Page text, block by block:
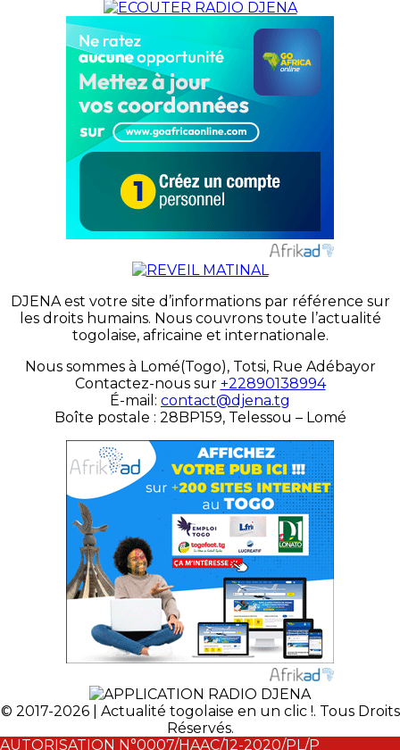
DJENA est votre site d’informations par référence sur
les droits humains. Nous couvrons toute l’actualité
togolaise, africaine et internationale.
Nous sommes à Lomé(Togo), Totsi, Rue Adébayor
Contactez-nous sur +22890138994
É-mail: contact@djena.tg
Boîte postale : 28BP159, Telessou – Lomé
© 2017-2026 | Actualité togolaise en un clic !. Tous Droits
Réservés.
AUTORISATION N°0007/HAAC/12-2020/PL/P